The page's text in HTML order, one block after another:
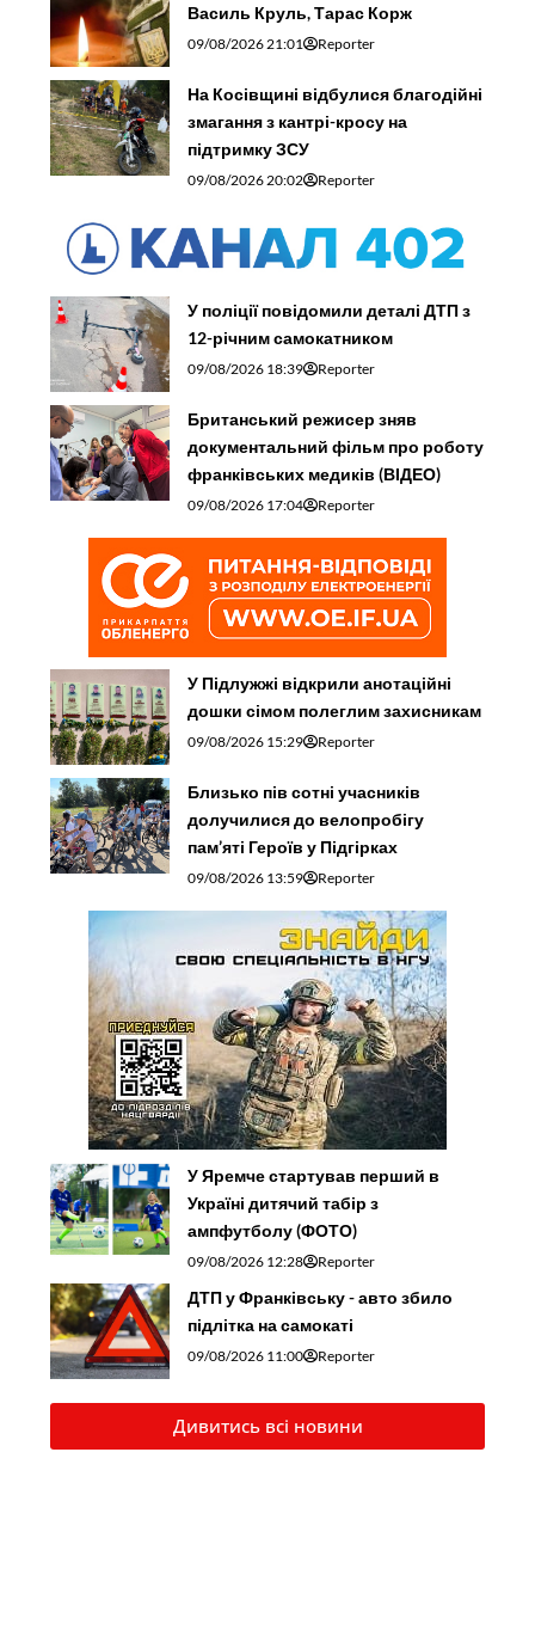
Василь Круль, Тарас Корж
09/08/2026 21:01 Reporter
На Косівщині відбулися благодійні
змагання з кантрі-кросу на
підтримку ЗСУ
09/08/2026 20:02 Reporter
У поліції повідомили деталі ДТП з
12-річним самокатником
09/08/2026 18:39 Reporter
Британський режисер зняв
документальний фільм про роботу
франківських медиків (ВІДЕО)
09/08/2026 17:04 Reporter
У Підлужжі відкрили анотаційні
дошки сімом полеглим захисникам
09/08/2026 15:29 Reporter
Близько пів сотні учасників
долучилися до велопробігу
пам’яті Героїв у Підгірках
09/08/2026 13:59 Reporter
У Яремче стартував перший в
Україні дитячий табір з
ампфутболу (ФОТО)
09/08/2026 12:28 Reporter
ДТП у Франківську - авто збило
підлітка на самокаті
09/08/2026 11:00 Reporter
Дивитись всі новини